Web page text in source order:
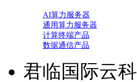
AI算力服务器
通用算力服务器
计算终端产品
数据通信产品
君临国际云科